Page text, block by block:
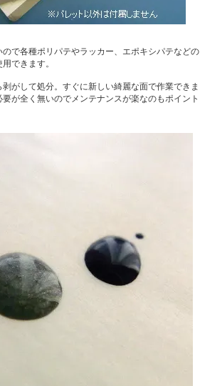
で各種ポリパテやラッカー、エポキシパテなどの
できます。
がして処分。すぐに新しい綺麗な面で作業できま
が全く無いのでメンテナンスが楽なのもポイント